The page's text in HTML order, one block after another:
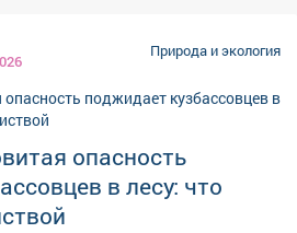
от прогулок в паркахиз-за
сообщает Om1
жара +31°C,небо
не предвидится, скорость
с.
Природа и экология
опасность
в лесу: что